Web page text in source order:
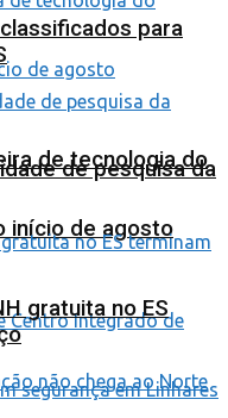
de tecnologia do
início de agosto
para
de pesquisa da
gratuita no ES